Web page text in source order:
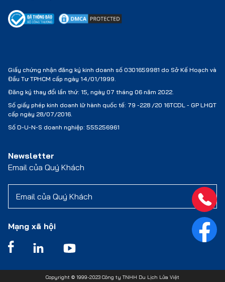
Giấy chứng nhận đăng ký kinh doanh số 0301659981 do Sở Kế Hoạch và
Đầu Tư TPHCM cấp ngày 14/01/1999.
Đăng ký thay đổi lần thứ: 15, ngày 07 tháng 06 năm 2022.
Số giấy phép kinh doanh lữ hành quốc tế: 79 -228 /20 16TCDL - GP LHQT
cấp ngày 28/07/2016.
Số D-U-N-S doanh nghiệp: 555256961
Newsletter
Email của Quý Khách
Mạng xã hội
Copyright © 1999-2023 Công ty TNHH Du Lịch Lửa Việt